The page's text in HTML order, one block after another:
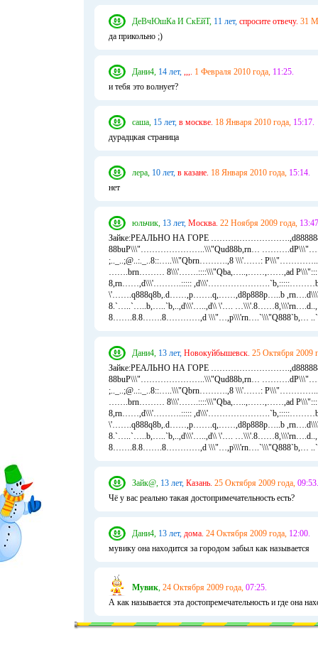
ДеВчЮшКа И СкЕйТ, 11 лет, спросите отвечу. 31
да прикольно ;)
Дани4, 14 лет, ,,,. 1 Февраля 2010 года, 11:25.
и тебя это волнует?
саша, 15 лет, в москве. 18 Января 2010 года, 15:17.
дурадцкая страница
лера, 10 лет, в казане. 18 Января 2010 года, 15:14.
нет
юльчик, 13 лет, Москва. 22 Ноября 2009 года,
Зайке:РЕАЛЬНО НА ГОРЕ
88buP\\\"…………………..\\\"Qud88b,rn…
;.._..;@..:._..8::…..\\\"Qbrn……….,8 \\\'……:
…….brn……… 8\\\'…….::::\\\"Qba,…..,……,……,ad
8,rn……,d\\\'……….:::::
\'…….q888q8b,.d……,p…….q,……,d8p888p…..b
8.`…..`…..b,…..`b,..,d\\\'…..,d\\ \'….
8…….8.8…….8…………,d \\\"…,p\\\'rn….`\\\"Q888`b,…
Дани4, 13 лет, Новокуйбышевск. 25 Октября 2009
Зайке:РЕАЛЬНО НА ГОРЕ
88buP\\\"…………………..\\\"Qud88b,rn…
;.._..;@..:._..8::…..\\\"Qbrn……….,8 \\\'……:
…….brn……… 8\\\'…….::::\\\"Qba,…..,……,……,ad
8,rn……,d\\\'……….:::::
\'…….q888q8b,.d……,p…….q,……,d8p888p…..b
8.`…..`…..b,…..`b,..,d\\\'…..,d\\ \'….
8…….8.8…….8…………,d \\\"…,p\\\'rn….`\\\"Q888`b,…
Зайк@, 13 лет, Казань. 25 Октября 2009 года, 09:53.
Чё у вас реально такая достопримечательность есть?
Дани4, 13 лет, дома. 24 Октября 2009 года, 12:00.
мувику она находится за городом забыл как называется
Мувик, 24 Октября 2009 года, 07:25.
А как называется эта достопремеча­тельность и где она